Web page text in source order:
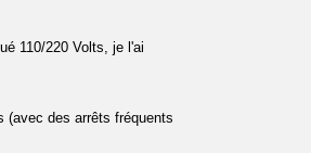
110/220 Volts, je l'ai
(avec des arrêts fréquents